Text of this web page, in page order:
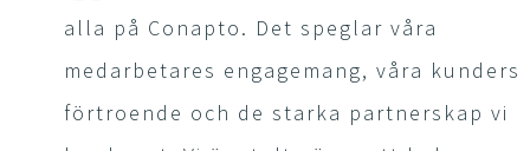
alla på Conapto. Det speglar våra
medarbetares engagemang, våra kunders
förtroende och de starka partnerskap vi